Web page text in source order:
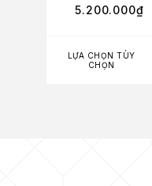
LỰA CHỌN TÙY
CHỌN
5.200.000₫